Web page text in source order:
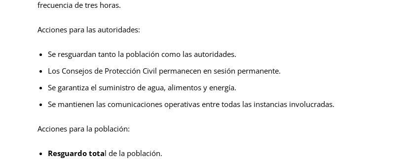
frecuencia de tres horas.
Acciones para las autoridades:
Se resguardan tanto la población como las autoridades.
Los Consejos de Protección Civil permanecen en sesión permanente.
Se garantiza el suministro de agua, alimentos y energía.
Se mantienen las comunicaciones operativas entre todas las instancias involucradas.
Acciones para la población:
Resguardo total de la población.